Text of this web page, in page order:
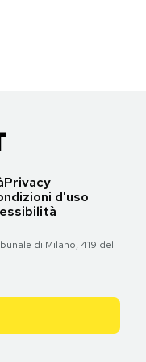
Privacy
d'uso
di Milano, 419 del